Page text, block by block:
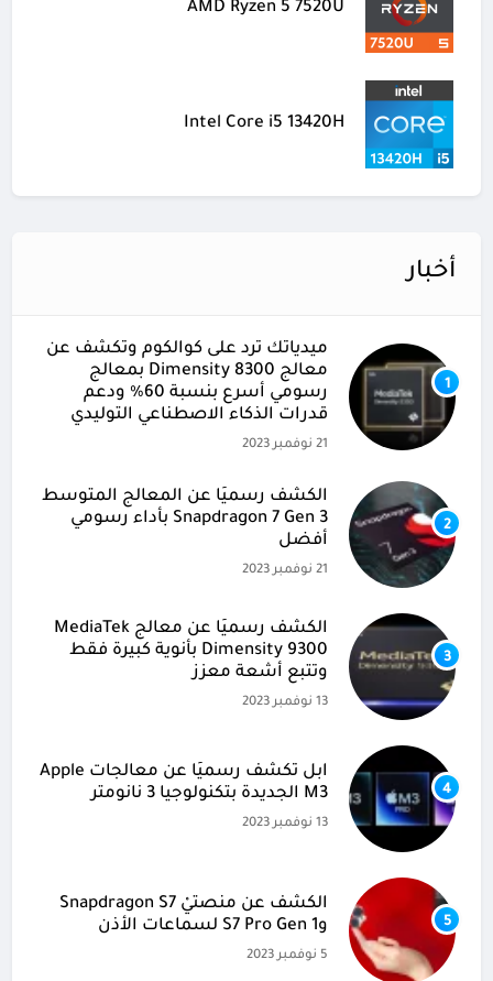
AMD Ryzen 5 7520U
Intel Core i5 13420H
أخبار
1
ميدياتك ترد على كوالكوم وتكشف عن
معالج Dimensity 8300 بمعالج
رسومي أسرع بنسبة 60% ودعم
قدرات الذكاء الاصطناعي التوليدي
21 نوفمبر 2023
2
الكشف رسميًا عن المعالج المتوسط
Snapdragon 7 Gen 3 بأداء رسومي
أفضل
21 نوفمبر 2023
3
الكشف رسميًا عن معالج MediaTek
Dimensity 9300 بأنوية كبيرة فقط
وتتبع أشعة معزز
13 نوفمبر 2023
4
آبل تكشف رسميًا عن معالجات Apple
M3 الجديدة بتكنولوجيا 3 نانومتر
13 نوفمبر 2023
5
الكشف عن منصتيْ Snapdragon S7
وS7 Pro Gen 1 لسماعات الأذن